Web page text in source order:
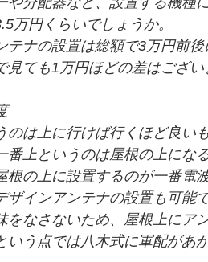
万円くらいでしょうか。
テナの設置は総額で3万円前後
見ても1万円ほどの差はござい
のは上に行けば行くほど良い
番上というのは屋根の上になる
根の上に設置するのが一番電
ザインアンテナの設置も可能
をなさないため、屋根上にア
いう点では八木式に軍配があ